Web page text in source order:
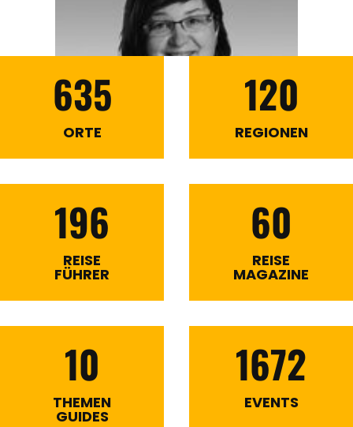
635
ORTE
120
REGIONEN
196
REISE
FÜHRER
60
REISE
MAGAZINE
10
THEMEN
GUIDES
1672
EVENTS